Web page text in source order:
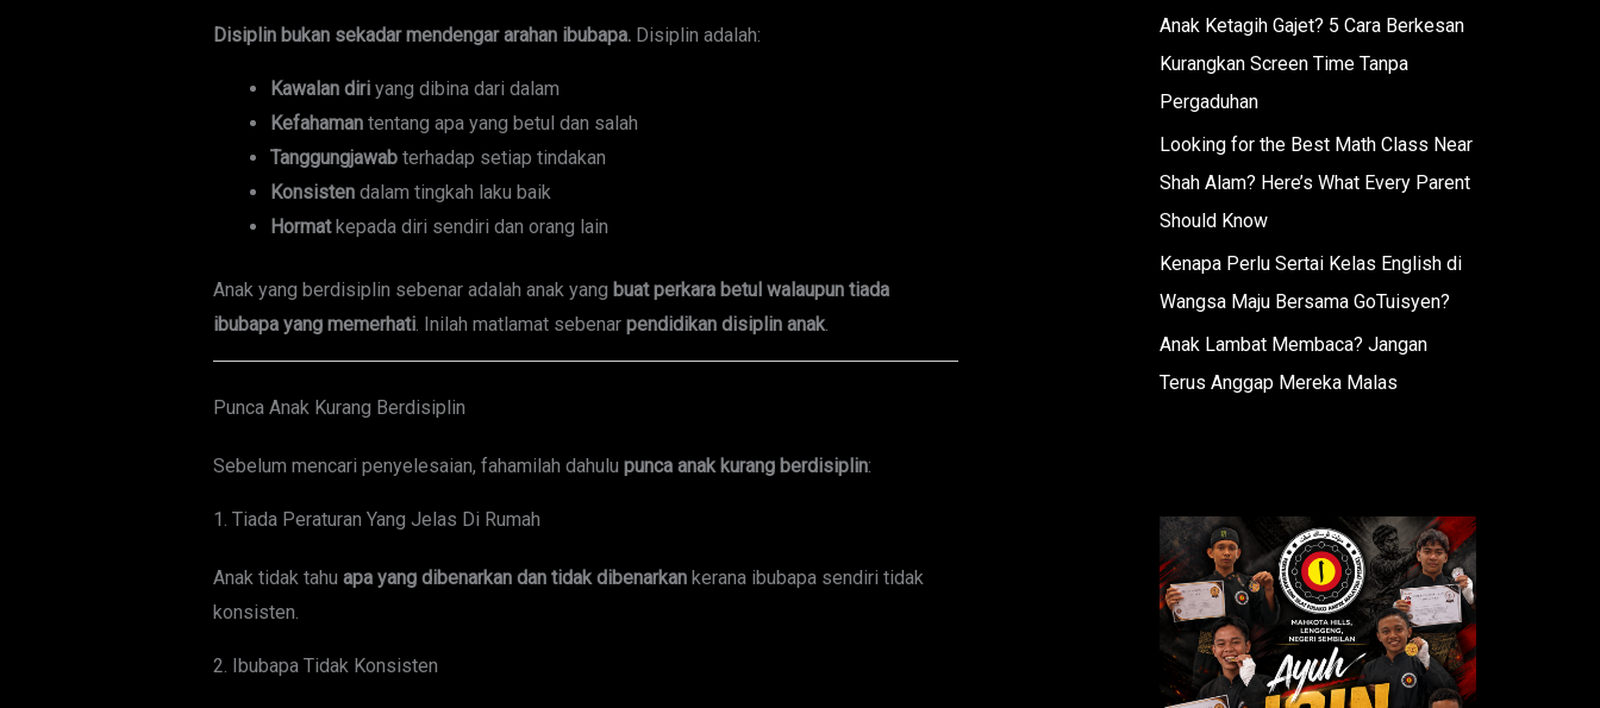
Disiplin bukan sekadar mendengar arahan ibubapa.Disiplin adalah:
Kawalan diriyang dibina dari dalam
Kefahamantentang apa yang betul dan salah
Tanggungjawabterhadap setiap tindakan
Konsistendalam tingkah laku baik
Hormatkepada diri sendiri dan orang lain
Anak yang berdisiplin sebenar adalah anak yang buat perkara betul walaupun tiada
ibubapa yang memerhati. Inilah matlamat sebenar pendidikan disiplin anak.
Punca Anak Kurang Berdisiplin
Sebelum mencari penyelesaian, fahamilah dahulu punca anak kurang berdisiplin:
1. Tiada Peraturan Yang Jelas Di Rumah
Anak tidak tahu apa yang dibenarkan dan tidak dibenarkankerana ibubapa sendiri tidak
konsisten.
2. Ibubapa Tidak Konsisten
Anak Ketagih Gajet? 5 Cara Berkesan
Kurangkan Screen Time Tanpa
Pergaduhan
Looking for the Best Math Class Near
Shah Alam? Here’s What Every Parent
Should Know
Kenapa Perlu Sertai Kelas English di
Wangsa Maju Bersama GoTuisyen?
Anak Lambat Membaca? Jangan
Terus Anggap Mereka Malas